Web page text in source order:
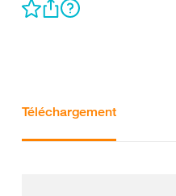
Téléchargement